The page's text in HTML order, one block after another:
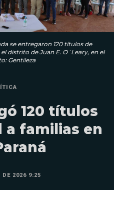
se entregaron 120 títulos de
distrito de Juan E. O´Leary, en el
Gentileza
120 títulos
a familias en
DE 2026 9:25